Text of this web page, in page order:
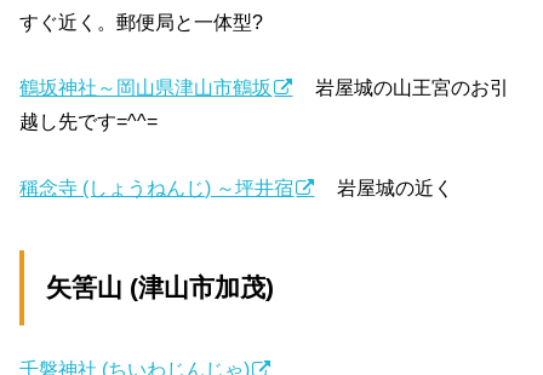
すぐ近く。郵便局と一体型?
鶴坂神社～岡山県津山市鶴坂
岩屋城の山王宮のお引
越し先です=^^=
稱念寺 (しょうねんじ) ～坪井宿 岩屋城の近く
矢筈山 (津山市加茂)
千磐神社 (ちいわじんじゃ)